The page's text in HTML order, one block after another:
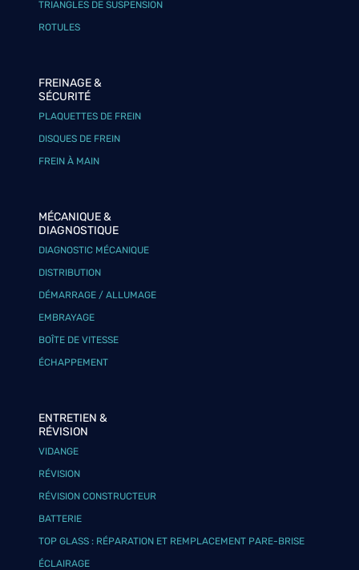
TRIANGLES DE SUSPENSION
ROTULES
FREINAGE &
SÉCURITÉ
PLAQUETTES DE FREIN
DISQUES DE FREIN
FREIN À MAIN
MÉCANIQUE &
DIAGNOSTIQUE
DIAGNOSTIC MÉCANIQUE
DISTRIBUTION
DÉMARRAGE / ALLUMAGE
EMBRAYAGE
BOÎTE DE VITESSE
ÉCHAPPEMENT
ENTRETIEN &
RÉVISION
VIDANGE
RÉVISION
RÉVISION CONSTRUCTEUR
BATTERIE
TOP GLASS : RÉPARATION ET REMPLACEMENT PARE-BRISE
ÉCLAIRAGE